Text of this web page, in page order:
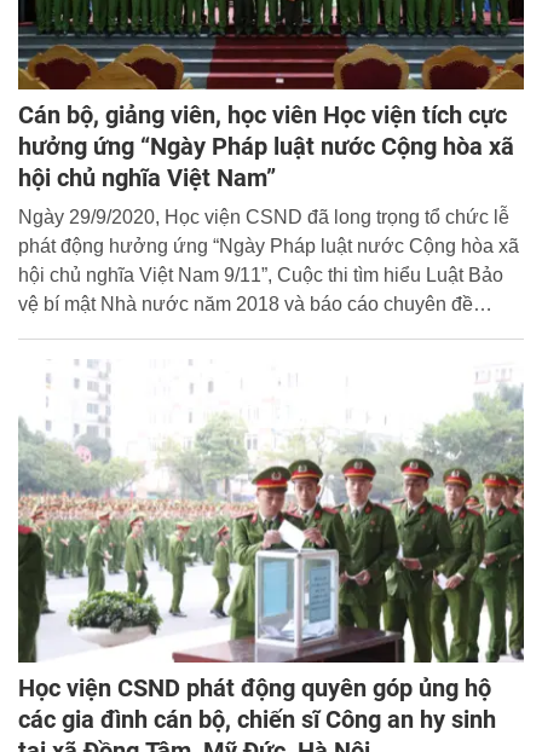
Cán bộ, giảng viên, học viên Học viện tích cực
hưởng ứng “Ngày Pháp luật nước Cộng hòa xã
hội chủ nghĩa Việt Nam”
Ngày 29/9/2020, Học viện CSND đã long trọng tổ chức lễ
phát động hưởng ứng “Ngày Pháp luật nước Cộng hòa xã
hội chủ nghĩa Việt Nam 9/11”, Cuộc thi tìm hiểu Luật Bảo
vệ bí mật Nhà nước năm 2018 và báo cáo chuyên đề
năm 2015 và những định hướng sửa đổi, bổ sung”.
Học viện CSND phát động quyên góp ủng hộ
các gia đình cán bộ, chiến sĩ Công an hy sinh